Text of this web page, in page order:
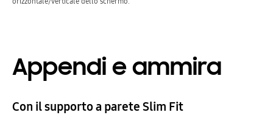
Appendi e ammira
Con il supporto a parete Slim Fit